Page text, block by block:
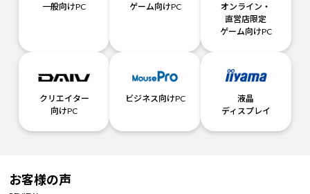
一般向けPC ゲーム向けPC
オンライン・
直営店限定
ゲーム向けPC
クリエイター
向けPC
ビジネス向けPC
液晶
ディスプレイ
お客様の声